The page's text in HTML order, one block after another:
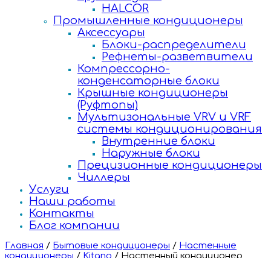
HALCOR
Промышленные кондиционеры
Аксессуары
Блоки-распределители
Рефнеты-разветвители
Компрессорно-
конденсаторные блоки
Крышные кондиционеры
(Руфтопы)
Мультизональные VRV и VRF
системы кондиционирования
Внутренние блоки
Наружные блоки
Прецизионные кондиционеры
Чиллеры
Услуги
Наши работы
Контакты
Блог компании
Главная / Бытовые кондиционеры / Настенные
кондиционеры / Kitano / Настенный кондиционер